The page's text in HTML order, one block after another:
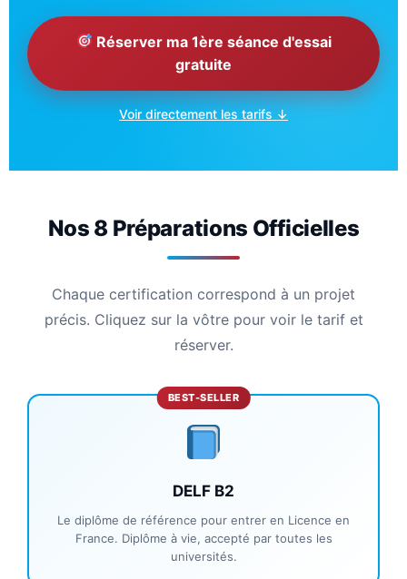
Réserver ma 1ère séance d'essai
gratuite
Voir directement les tarifs ↓
Nos 8 Préparations Officielles
Chaque certification correspond à un projet
précis. Cliquez sur la vôtre pour voir le tarif et
réserver.
BEST-SELLER
DELF B2
Le diplôme de référence pour entrer en Licence en
France. Diplôme à vie, accepté par toutes les
universités.